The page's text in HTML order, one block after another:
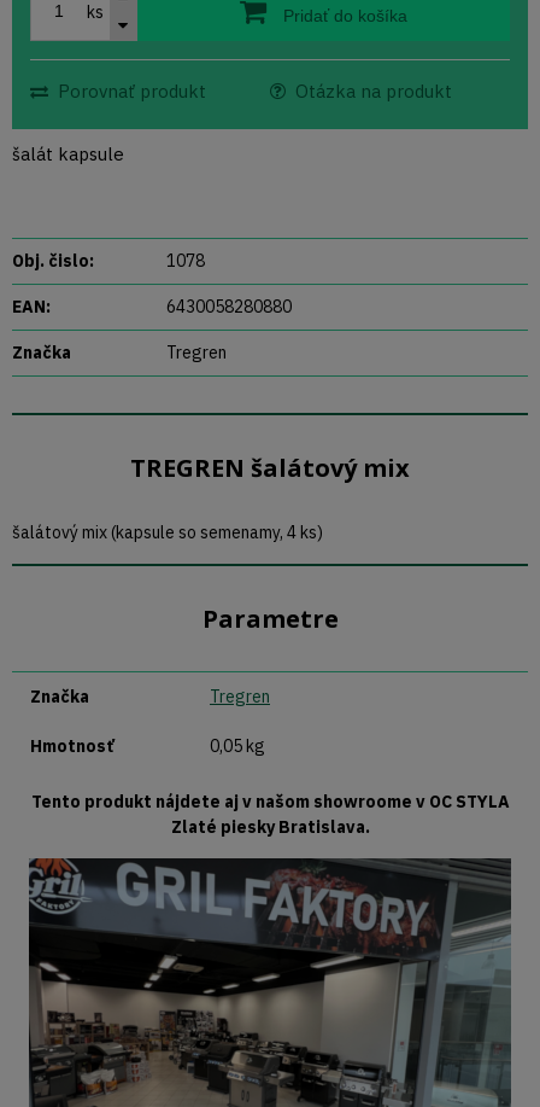
ks Pridať do košíka
Porovnať produkt Otázka na produkt
šalát kapsule
Obj. čislo: 1078
EAN: 6430058280880
Značka Tregren
TREGREN šalátový mix
šalátový mix (kapsule so semenamy, 4 ks)
Parametre
Značka Tregren
Hmotnosť 0,05 kg
Tento produkt nájdete aj v našom showroome v OC STYLA
Zlaté piesky Bratislava.